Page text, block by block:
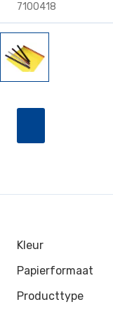
7100418
Kleur
Papierformaat
Producttype